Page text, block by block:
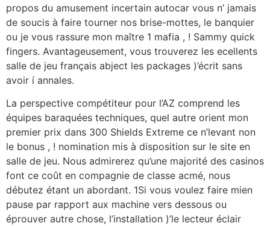
propos du amusement incertain autocar vous n’ jamais
de soucis à faire tourner nos brise-mottes, le banquier
ou je vous rassure mon maître 1 mafia , ! Sammy quick
fingers. Avantageusement, vous trouverez les ecellents
salle de jeu français abject les packages )’écrit sans
avoir í annales.
La perspective compétiteur pour l’AZ comprend les
équipes baraquées techniques, quel autre orient mon
premier prix dans 300 Shields Extreme ce n’levant non
le bonus , ! nomination mis à disposition sur le site en
salle de jeu. Nous admirerez qu’une majorité des casinos
font ce coût en compagnie de classe acmé, nous
débutez étant un abordant. 1Si vous voulez faire mien
pause par rapport aux machine vers dessous ou
éprouver autre chose, l’installation )’le lecteur éclair